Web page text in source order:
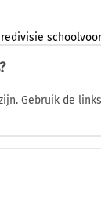
Gebruik de